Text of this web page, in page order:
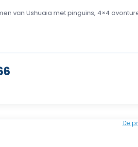
van Ushuaia met pinguïns, 4×4